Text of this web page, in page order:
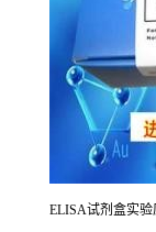
ELISA试剂盒实验